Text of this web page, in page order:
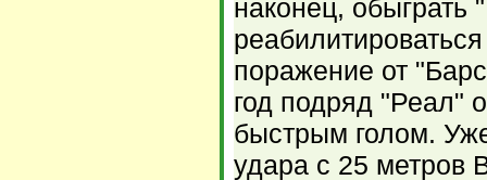
наконец, обыграть
поражение от
год подряд "Реал"
быстрым голом.
удара с 25 метров